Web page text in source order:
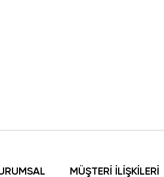
MÜŞTERİ İLİŞKİLERİ